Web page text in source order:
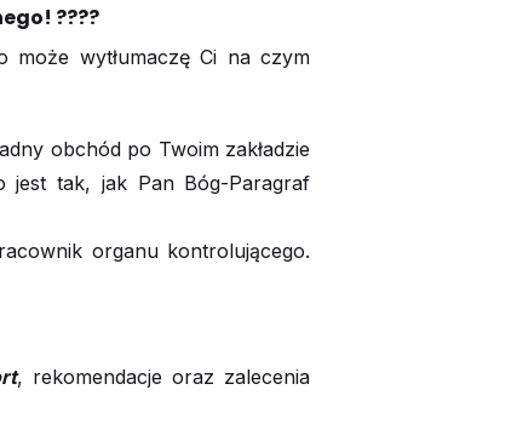
????
wytłumaczę Ci na czym
obchód po Twoim zakładzie
tak, jak Pan Bóg-Paragraf
organu kontrolującego.
, rekomendacje oraz zalecenia